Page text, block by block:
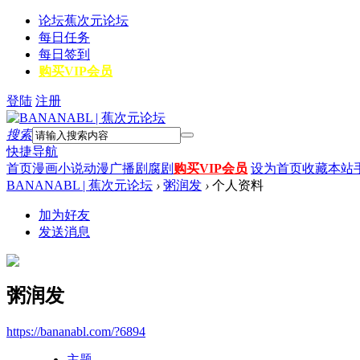
论坛蕉次元论坛
每日任务
每日签到
购买VIP会员
登陆 注册
搜索
快捷导航
首页漫画小说动漫广播剧 腐剧 购买VIP会员 设为首页收藏本站
BANANABL | 蕉次元论坛 › 粥润发 › 个人资料
加为好友
发送消息
粥润发
https://bananabl.com/?6894